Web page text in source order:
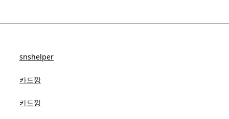
snshelper
카드깡
카드깡